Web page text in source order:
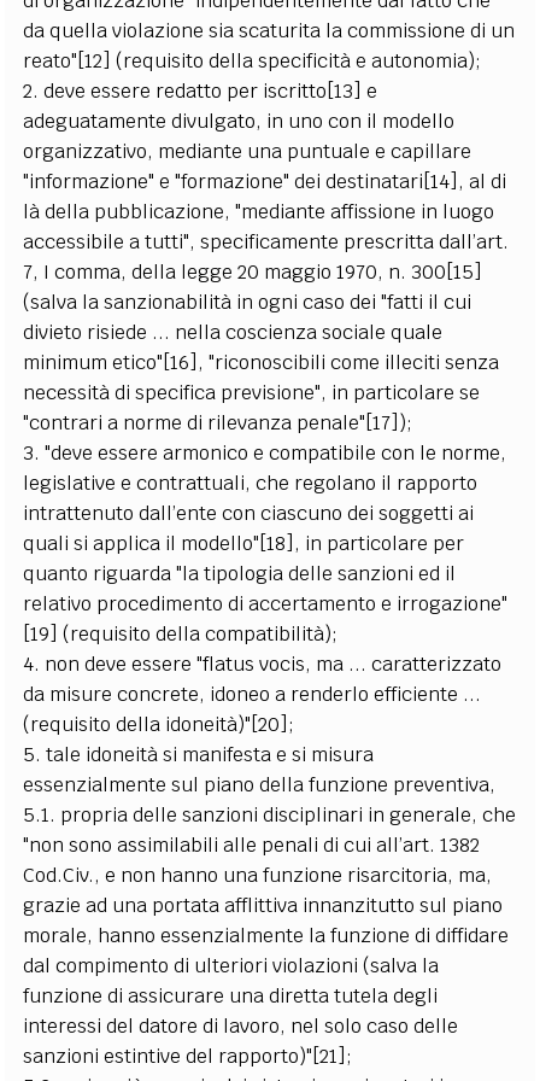
da quella violazione sia scaturita la commissione di un
reato"[12] (requisito della specificità e autonomia);
2. deve essere redatto per iscritto[13] e
adeguatamente divulgato, in uno con il modello
organizzativo, mediante una puntuale e capillare
"informazione" e "formazione" dei destinatari[14], al di
là della pubblicazione, "mediante affissione in luogo
accessibile a tutti", specificamente prescritta dall’art.
7, I comma, della legge 20 maggio 1970, n. 300[15]
(salva la sanzionabilità in ogni caso dei "fatti il cui
divieto risiede ... nella coscienza sociale quale
minimum etico"[16], "riconoscibili come illeciti senza
necessità di specifica previsione", in particolare se
"contrari a norme di rilevanza penale"[17]);
3. "deve essere armonico e compatibile con le norme,
legislative e contrattuali, che regolano il rapporto
intrattenuto dall’ente con ciascuno dei soggetti ai
quali si applica il modello"[18], in particolare per
quanto riguarda "la tipologia delle sanzioni ed il
relativo procedimento di accertamento e irrogazione"
[19] (requisito della compatibilità);
4. non deve essere "flatus vocis, ma ... caratterizzato
da misure concrete, idoneo a renderlo efficiente ...
(requisito della idoneità)"[20];
5. tale idoneità si manifesta e si misura
essenzialmente sul piano della funzione preventiva,
5.1. propria delle sanzioni disciplinari in generale, che
"non sono assimilabili alle penali di cui all’art. 1382
Cod.Civ., e non hanno una funzione risarcitoria, ma,
grazie ad una portata afflittiva innanzitutto sul piano
morale, hanno essenzialmente la funzione di diffidare
dal compimento di ulteriori violazioni (salva la
funzione di assicurare una diretta tutela degli
interessi del datore di lavoro, nel solo caso delle
sanzioni estintive del rapporto)"[21];